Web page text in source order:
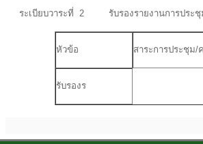
ระเบียบวาระที่ 2 รับรองรายงานการประชุ
หัวข้อ สาระการประชุม/
รับรองร